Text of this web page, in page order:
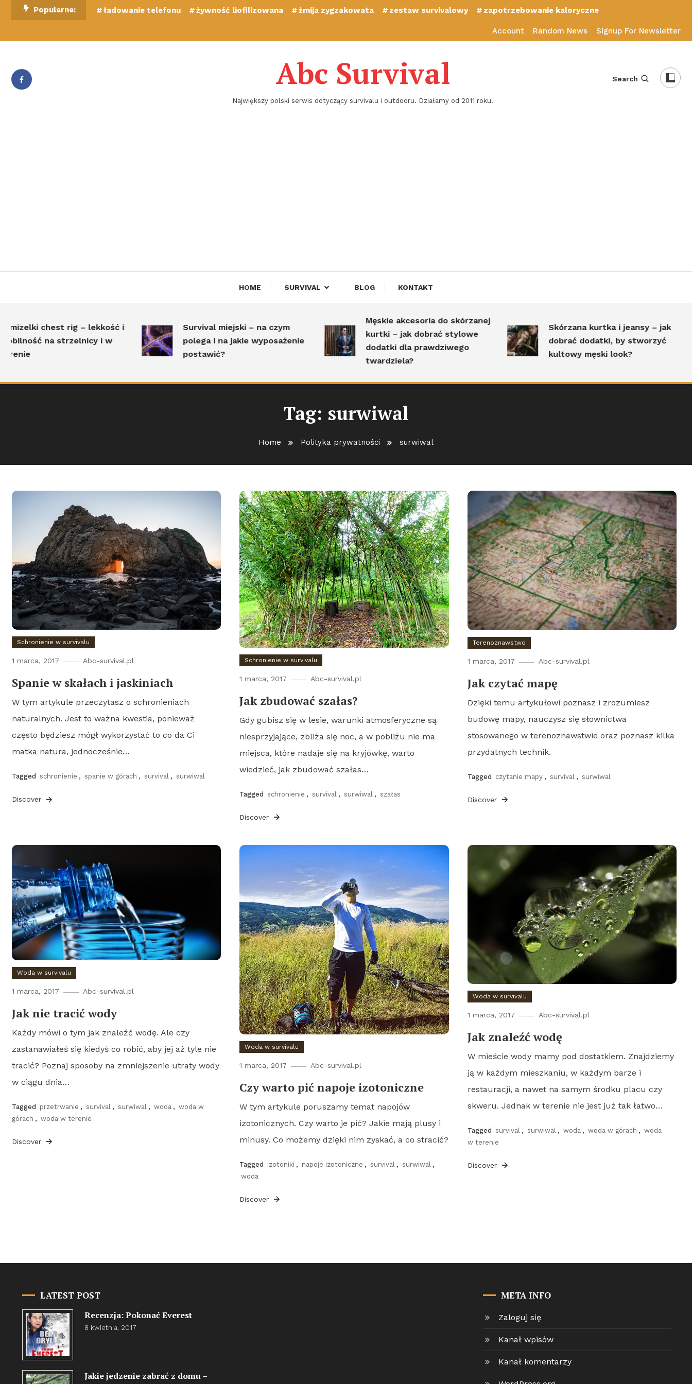
Popularne: ładowanie telefonu żywność liofilizowana żmija zygzakowata zestaw survivalowy zapotrzebowanie kaloryczne
Account Random News Signup For Newsletter
Abc Survival
Największy polski serwis dotyczący survivalu i outdooru. Działamy od 2011 roku!
Search
HOME SURVIVAL BLOG KONTAKT
chest rig – lekkość i
na strzelnicy i w
Survival miejski – na czym
polega i na jakie wyposażenie
postawić?
Męskie akcesoria do skórzanej
kurtki – jak dobrać stylowe
dodatki dla prawdziwego
twardziela?
Skórzana kurtka i jeansy – jak
dobrać dodatki, by stworzyć
kultowy męski look?
Tag: surwiwal
Home Polityka prywatności surwiwal
Schronienie w survivalu
1 marca, 2017 Abc-survival.pl
Spanie w skałach i jaskiniach
W tym artykule przeczytasz o schronieniach
naturalnych. Jest to ważna kwestia, ponieważ
często będziesz mógł wykorzystać to co da Ci
matka natura, jednocześnie…
Tagged schronienie , spanie w górach , survival , surwiwal
Discover
Schronienie w survivalu
1 marca, 2017 Abc-survival.pl
Jak zbudować szałas?
Gdy gubisz się w lesie, warunki atmosferyczne są
niesprzyjające, zbliża się noc, a w pobliżu nie ma
miejsca, które nadaje się na kryjówkę, warto
wiedzieć, jak zbudować szałas…
Tagged schronienie , survival , surwiwal , szałas
Discover
Terenoznawstwo
1 marca, 2017 Abc-survival.pl
Jak czytać mapę
Dzięki temu artykułowi poznasz i zrozumiesz
budowę mapy, nauczysz się słownictwa
stosowanego w terenoznawstwie oraz poznasz kilka
przydatnych technik.
Tagged czytanie mapy , survival , surwiwal
Discover
Woda w survivalu
1 marca, 2017 Abc-survival.pl
Jak nie tracić wody
Każdy mówi o tym jak znaleźć wodę. Ale czy
zastanawiałeś się kiedyś co robić, aby jej aż tyle nie
tracić? Poznaj sposoby na zmniejszenie utraty wody
w ciągu dnia…
Tagged przetrwanie , survival , surwiwal , woda , woda w
górach , woda w terenie
Discover
Woda w survivalu
1 marca, 2017 Abc-survival.pl
Czy warto pić napoje izotoniczne
W tym artykule poruszamy temat napojów
izotonicznych. Czy warto je pić? Jakie mają plusy i
minusy. Co możemy dzięki nim zyskać, a co stracić?
Tagged izotoniki , napoje izotoniczne , survival , surwiwal ,
woda
Discover
Woda w survivalu
1 marca, 2017 Abc-survival.pl
Jak znaleźć wodę
W mieście wody mamy pod dostatkiem. Znajdziemy
ją w każdym mieszkaniu, w każdym barze i
restauracji, a nawet na samym środku placu czy
skweru. Jednak w terenie nie jest już tak łatwo…
Tagged survival , surwiwal , woda , woda w górach , woda
w terenie
Discover
LATEST POST
Recenzja: Pokonać Everest
8 kwietnia, 2017
Jakie jedzenie zabrać z domu –
META INFO
Zaloguj się
Kanał wpisów
Kanał komentarzy